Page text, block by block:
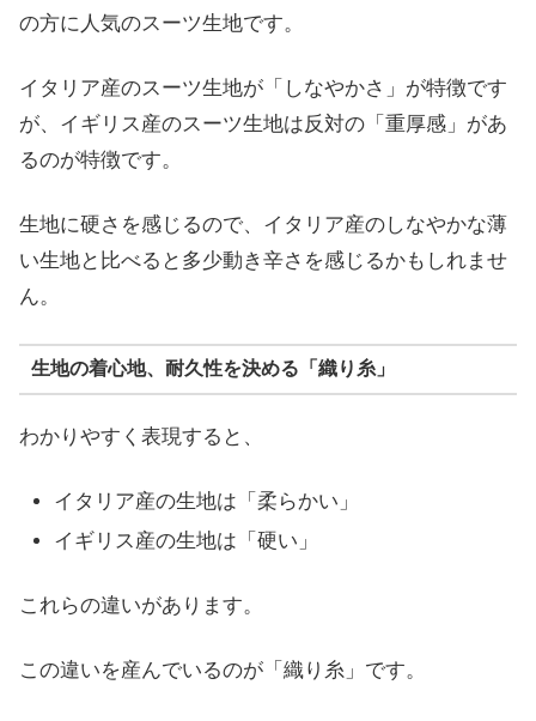
の方に人気のスーツ生地です。
イタリア産のスーツ生地が「しなやかさ」が特徴です
が、イギリス産のスーツ生地は反対の「重厚感」があ
るのが特徴です。
生地に硬さを感じるので、イタリア産のしなやかな薄
い生地と比べると多少動き辛さを感じるかもしれませ
ん。
生地の着心地、耐久性を決める「織り糸」
わかりやすく表現すると、
イタリア産の生地は「柔らかい」
イギリス産の生地は「硬い」
これらの違いがあります。
この違いを産んでいるのが「織り糸」です。